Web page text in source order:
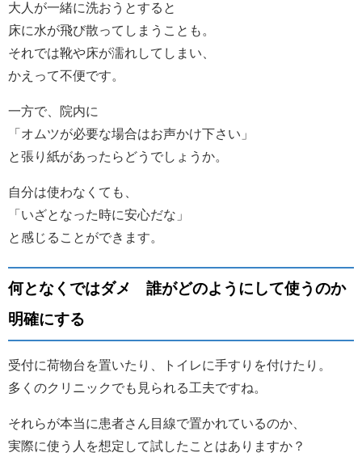
大人が一緒に洗おうとすると
床に水が飛び散ってしまうことも。
それでは靴や床が濡れしてしまい、
かえって不便です。
一方で、院内に
「オムツが必要な場合はお声かけ下さい」
と張り紙があったらどうでしょうか。
自分は使わなくても、
「いざとなった時に安心だな」
と感じることができます。
何となくではダメ 誰がどのようにして使うのか
明確にする
受付に荷物台を置いたり、トイレに手すりを付けたり。
多くのクリニックでも見られる工夫ですね。
それらが本当に患者さん目線で置かれているのか、
実際に使う人を想定して試したことはありますか？